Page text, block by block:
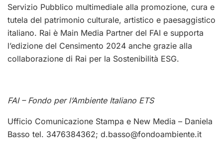
Servizio Pubblico multimediale alla promozione, cura e
tutela del patrimonio culturale, artistico e paesaggistico
italiano. Rai è Main Media Partner del FAI e supporta
l’edizione del Censimento 2024 anche grazie alla
collaborazione di Rai per la Sostenibilità ESG.
FAI – Fondo per l’Ambiente Italiano ETS
Ufficio Comunicazione Stampa e New Media – Daniela
Basso tel. 3476384362; d.basso@fondoambiente.it